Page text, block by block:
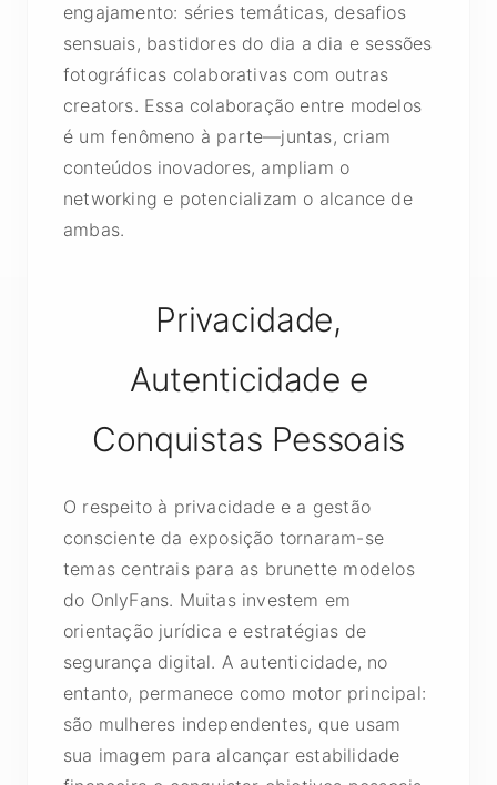
engajamento: séries temáticas, desafios
sensuais, bastidores do dia a dia e sessões
fotográficas colaborativas com outras
creators. Essa colaboração entre modelos
é um fenômeno à parte—juntas, criam
conteúdos inovadores, ampliam o
networking e potencializam o alcance de
ambas.
Privacidade,
Autenticidade e
Conquistas Pessoais
O respeito à privacidade e a gestão
consciente da exposição tornaram-se
temas centrais para as brunette modelos
do OnlyFans. Muitas investem em
orientação jurídica e estratégias de
segurança digital. A autenticidade, no
entanto, permanece como motor principal:
são mulheres independentes, que usam
sua imagem para alcançar estabilidade